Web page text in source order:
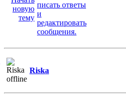
Riska